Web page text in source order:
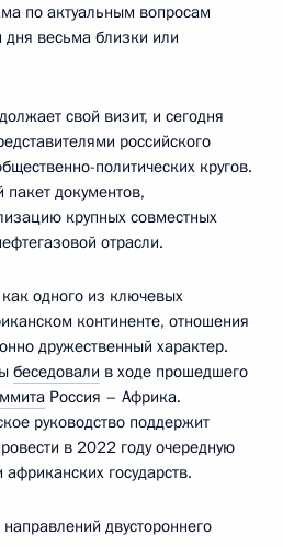
по актуальным вопросам
весьма близки или
свой визит, и сегодня
российского
политических кругов.
пакет документов,
крупных совместных
отрасли.
одного из ключевых
континенте, отношения
дружественный характер.
беседовали в ходе прошедшего
Россия – Африка.
руководство поддержит
в 2022 году очередную
государств.
двустороннего